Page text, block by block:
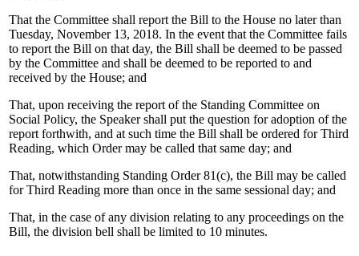
That the Committee shall report the Bill to the House no later than
Tuesday, November 13, 2018. In the event that the Committee fails
to report the Bill on that day, the Bill shall be deemed to be passed
by the Committee and shall be deemed to be reported to and
received by the House; and
That, upon receiving the report of the Standing Committee on
Social Policy, the Speaker shall put the question for adoption of the
report forthwith, and at such time the Bill shall be ordered for Third
Reading, which Order may be called that same day; and
That, notwithstanding Standing Order 81(c), the Bill may be called
for Third Reading more than once in the same sessional day; and
That, in the case of any division relating to any proceedings on the
Bill, the division bell shall be limited to 10 minutes.